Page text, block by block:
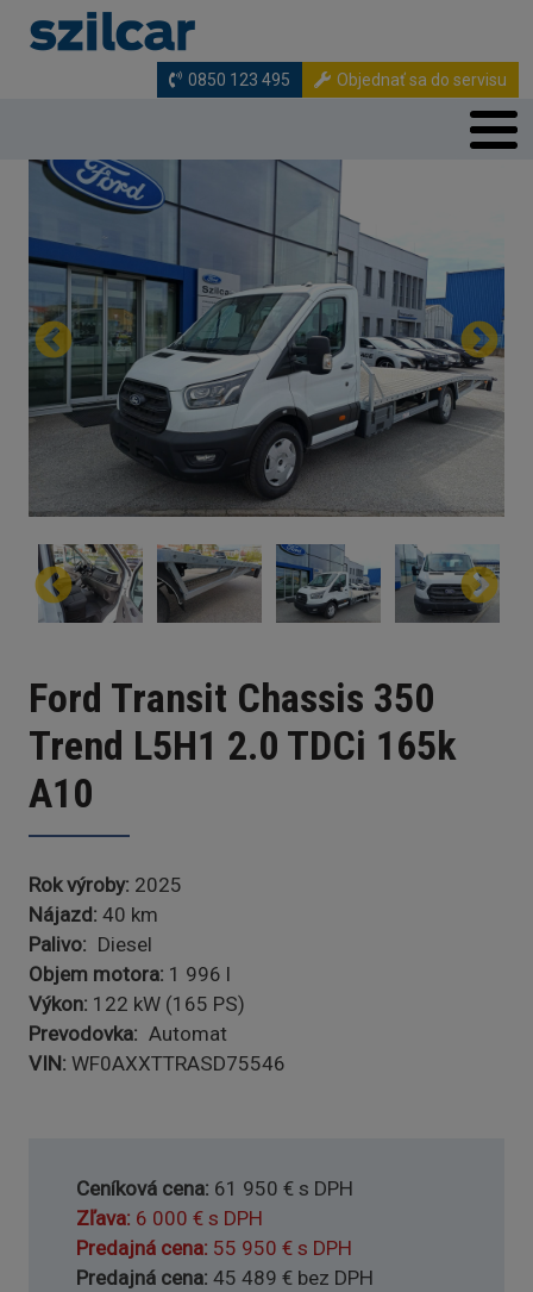
Skočiť na hlavný obsah
0850 123 495 Objednať sa do servisu
Ford Transit Chassis 350
Trend L5H1 2.0 TDCi 165k
A10
Rok výroby 2025
Nájazd 40 km
Palivo
Diesel
Objem motora 1 996 l
Výkon: 122 kW (165 PS)
Prevodovka
Automat
VIN WF0AXXTTRASD75546
Ceníková cena 61 950 € s DPH
Zľava 6 000 € s DPH
Predajná cena 55 950 € s DPH
Predajná cena 45 489 € bez DPH